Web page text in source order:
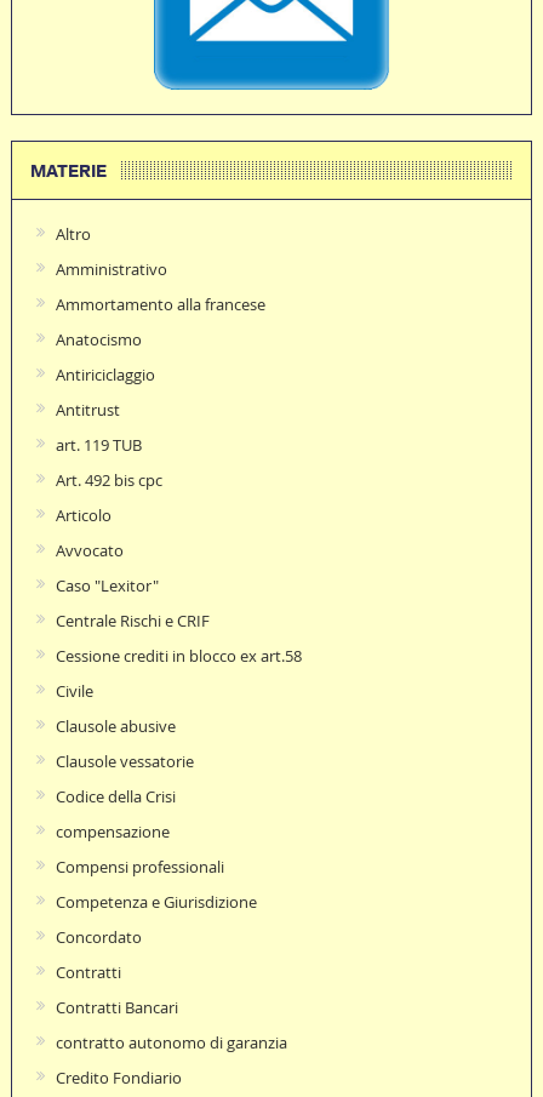
MATERIE
Altro
Amministrativo
Ammortamento alla francese
Anatocismo
Antiriciclaggio
Antitrust
art. 119 TUB
Art. 492 bis cpc
Articolo
Avvocato
Caso "Lexitor"
Centrale Rischi e CRIF
Cessione crediti in blocco ex art.58
Civile
Clausole abusive
Clausole vessatorie
Codice della Crisi
compensazione
Compensi professionali
Competenza e Giurisdizione
Concordato
Contratti
Contratti Bancari
contratto autonomo di garanzia
Credito Fondiario